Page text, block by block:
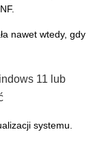
nawet wtedy, gdy
11 lub
systemu.